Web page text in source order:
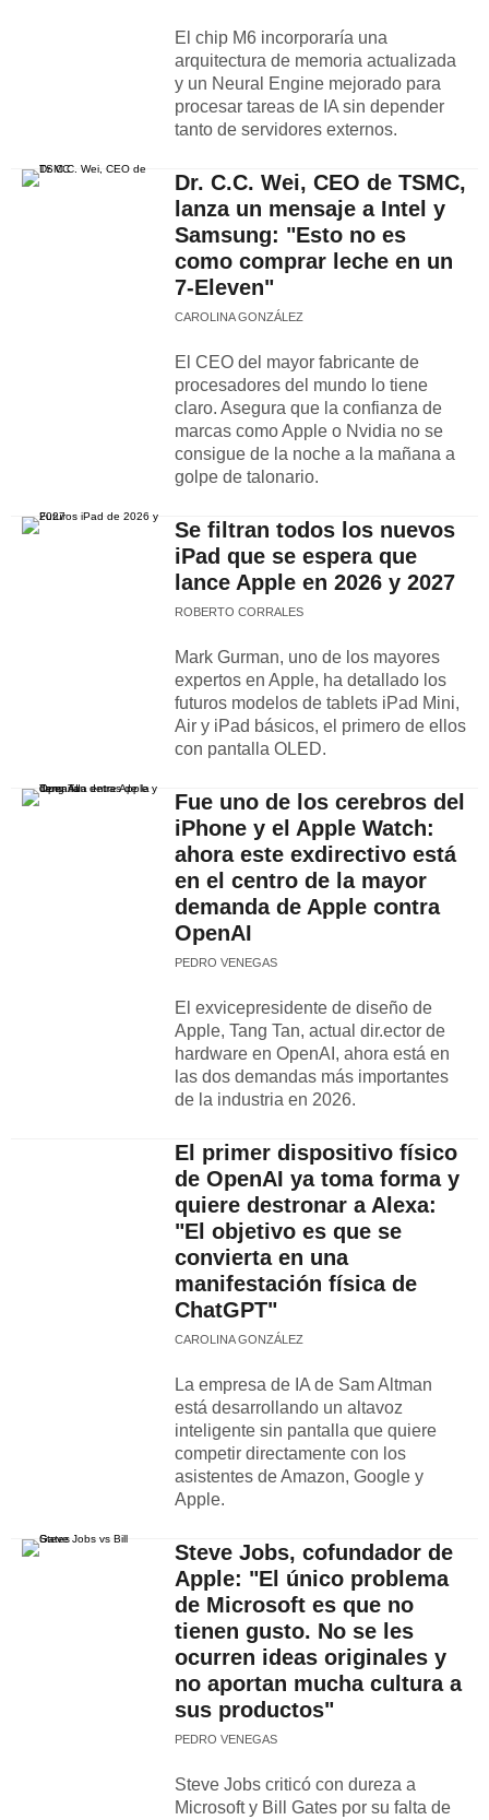
El chip M6 incorporaría una
arquitectura de memoria actualizada
y un Neural Engine mejorado para
procesar tareas de IA sin depender
tanto de servidores externos.
Dr. C.C. Wei, CEO de TSMC,
lanza un mensaje a Intel y
Samsung: "Esto no es
como comprar leche en un
7-Eleven"
CAROLINA GONZÁLEZ
El CEO del mayor fabricante de
procesadores del mundo lo tiene
claro. Asegura que la confianza de
marcas como Apple o Nvidia no se
consigue de la noche a la mañana a
golpe de talonario.
Se filtran todos los nuevos
iPad que se espera que
lance Apple en 2026 y 2027
ROBERTO CORRALES
Mark Gurman, uno de los mayores
expertos en Apple, ha detallado los
futuros modelos de tablets iPad Mini,
Air y iPad básicos, el primero de ellos
con pantalla OLED.
Fue uno de los cerebros del
iPhone y el Apple Watch:
ahora este exdirectivo está
en el centro de la mayor
demanda de Apple contra
OpenAI
PEDRO VENEGAS
El exvicepresidente de diseño de
Apple, Tang Tan, actual dir.ector de
hardware en OpenAI, ahora está en
las dos demandas más importantes
de la industria en 2026.
El primer dispositivo físico
de OpenAI ya toma forma y
quiere destronar a Alexa:
"El objetivo es que se
convierta en una
manifestación física de
ChatGPT"
CAROLINA GONZÁLEZ
La empresa de IA de Sam Altman
está desarrollando un altavoz
inteligente sin pantalla que quiere
competir directamente con los
asistentes de Amazon, Google y
Apple.
Steve Jobs, cofundador de
Apple: "El único problema
de Microsoft es que no
tienen gusto. No se les
ocurren ideas originales y
no aportan mucha cultura a
sus productos"
PEDRO VENEGAS
Steve Jobs criticó con dureza a
Microsoft y Bill Gates por su falta de